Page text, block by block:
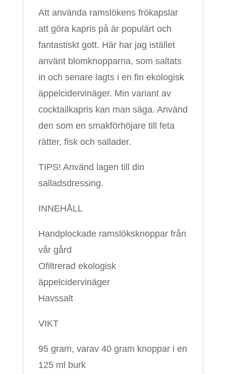
Att använda ramslökens frökapslar
att göra kapris på är populärt och
fantastiskt gott. Här har jag istället
använt blomknopparna, som saltats
in och senare lagts i en fin ekologisk
äppelcidervinäger. Min variant av
cocktailkapris kan man säga. Använd
den som en smakförhöjare till feta
rätter, fisk och sallader.
TIPS! Använd lagen till din
salladsdressing.
INNEHÅLL
Handplockade ramslöksknoppar från
vår gård
Ofiltrerad ekologisk
äppelcidervinäger
Havssalt
VIKT
95 gram, varav 40 gram knoppar i en
125 ml burk